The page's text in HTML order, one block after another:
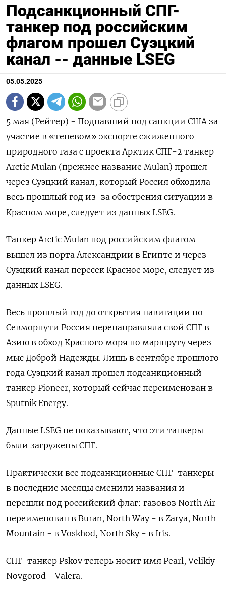
Подсанкционный СПГ-
танкер под российским
флагом прошел Суэцкий
канал -- данные LSEG
05.05.2025
5 мая (Рейтер) - Подпавший под санкции США за
участие в «теневом» экспорте сжиженного
природного газа с проекта Арктик СПГ-2 танкер
Arctic Mulan (прежнее название Mulan) прошел
через Суэцкий канал, который Россия обходила
весь прошлый год из-за обострения ситуации в
Красном море, следует из данных LSEG.
Танкер Arctic Mulan под российским флагом
вышел из порта Александрии в Египте и через
Суэцкий канал пересек Красное море, следует из
данных LSEG.
Весь прошлый год до открытия навигации по
Севморпути Россия перенаправляла свой СПГ в
Азию в обход Красного моря по маршруту через
мыс Доброй Надежды. Лишь в сентябре прошлого
года Суэцкий канал прошел подсанкционный
танкер Pioneer, который сейчас переименован в
Sputnik Energy.
Данные LSEG не показывают, что эти танкеры
были загружены СПГ.
Практически все подсанкционные СПГ-танкеры
в последние месяцы сменили названия и
перешли под российский флаг: газовоз North Air
переименован в Buran, North Way - в Zarya, North
Mountain - в Voskhod, North Sky - в Iris.
СПГ-танкер Pskov теперь носит имя Pearl, Velikiy
Novgorod - Valera.